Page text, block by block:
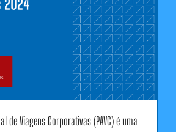
de Viagens Corporativas (PAVC) é uma